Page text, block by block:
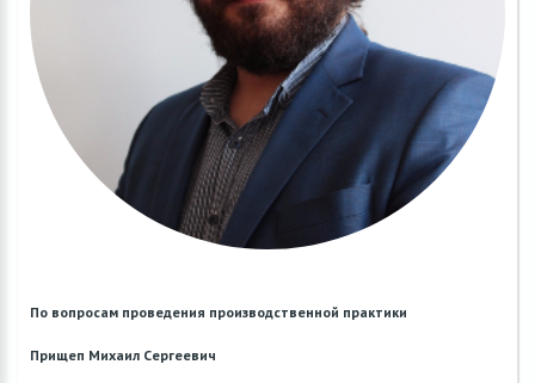
По вопросам проведения производственной практики
Прищеп Михаил Сергеевич